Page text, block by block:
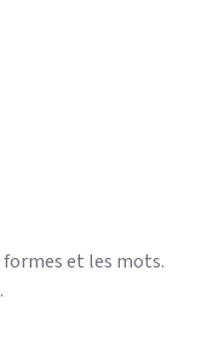
et les mots.